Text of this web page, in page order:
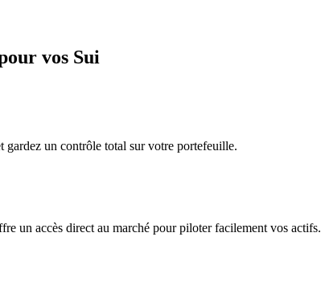
vos Sui
gardez un contrôle total sur votre portefeuille.
un accès direct au marché pour piloter facilement vos actifs.